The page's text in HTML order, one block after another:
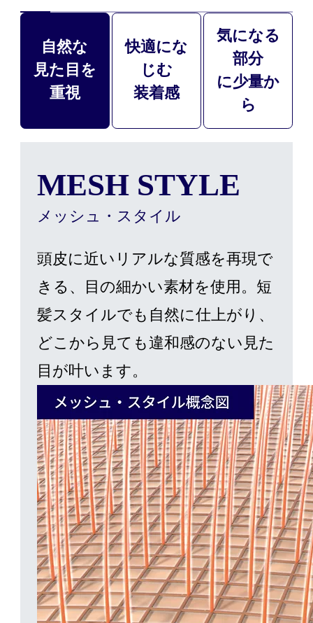
自然な
見た目を
重視
快適にな
じむ
装着感
気になる
部分
に少量か
ら
MESH STYLE
メッシュ・スタイル
頭皮に近いリアルな質感を再現で
きる、目の細かい素材を使用。短
髪スタイルでも自然に仕上がり、
どこから見ても違和感のない見た
目が叶います。